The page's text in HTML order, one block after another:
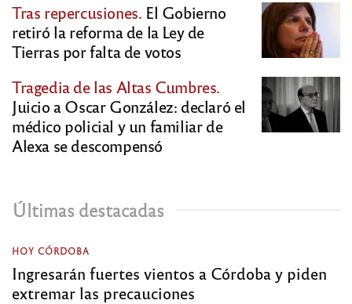
Tras repercusiones. El Gobierno
retiró la reforma de la Ley de
Tierras por falta de votos
Tragedia de las Altas Cumbres.
Juicio a Oscar González: declaró el
médico policial y un familiar de
Alexa se descompensó
Últimas destacadas
HOY CÓRDOBA
Ingresarán fuertes vientos a Córdoba y piden
extremar las precauciones